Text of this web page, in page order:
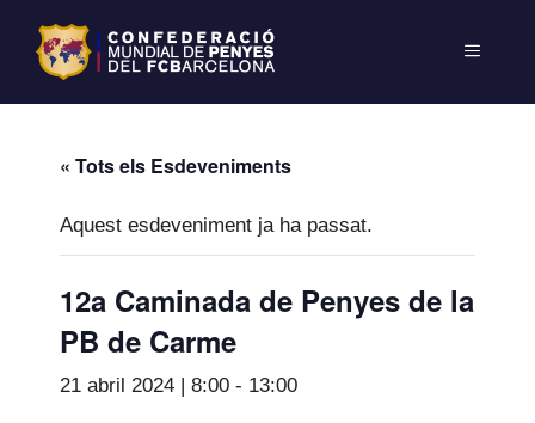
« Tots els Esdeveniments
Aquest esdeveniment ja ha passat.
12a Caminada de Penyes de la
PB de Carme
21 abril 2024 | 8:00 - 13:00